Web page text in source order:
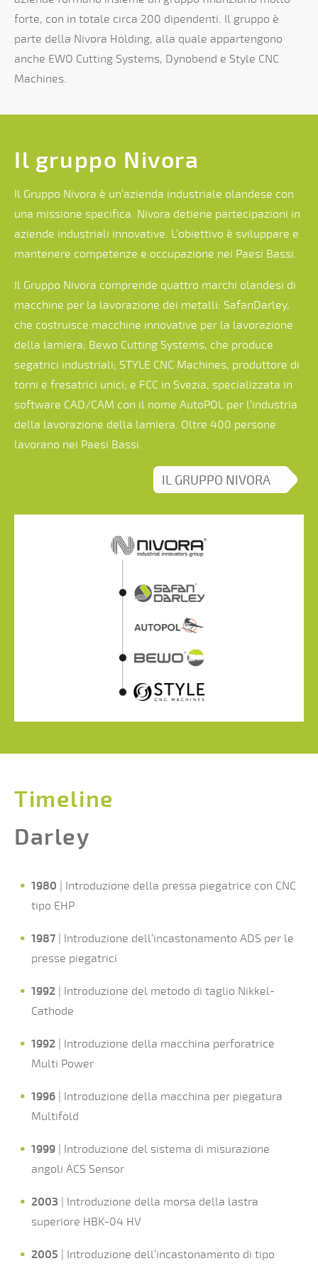
forte, con in totale circa 200 dipendenti. Il gruppo è
parte della Nivora Holding, alla quale appartengono
anche EWO Cutting Systems, Dynobend e Style CNC
Machines.
Il gruppo Nivora
Il Gruppo Nivora è un’azienda industriale olandese con
una missione specifica. Nivora detiene partecipazioni in
aziende industriali innovative. L’obiettivo è sviluppare e
mantenere competenze e occupazione nei Paesi Bassi.
Il Gruppo Nivora comprende quattro marchi olandesi di
macchine per la lavorazione dei metalli: SafanDarley,
che costruisce macchine innovative per la lavorazione
della lamiera; Bewo Cutting Systems, che produce
segatrici industriali; STYLE CNC Machines, produttore di
torni e fresatrici unici; e FCC in Svezia, specializzata in
software CAD/CAM con il nome AutoPOL per l’industria
della lavorazione della lamiera. Oltre 400 persone
lavorano nei Paesi Bassi.
IL GRUPPO NIVORA
Timeline
Darley
1980 | Introduzione della pressa piegatrice con CNC
tipo EHP
1987 | Introduzione dell’incastonamento ADS per le
presse piegatrici
1992 | Introduzione del metodo di taglio Nikkel-
Cathode
1992 | Introduzione della macchina perforatrice
Multi Power
1996 | Introduzione della macchina per piegatura
Multifold
1999 | Introduzione del sistema di misurazione
angoli ACS Sensor
2003 | Introduzione della morsa della lastra
superiore HBK-04 HV
2005 | Introduzione dell’incastonamento di tipo